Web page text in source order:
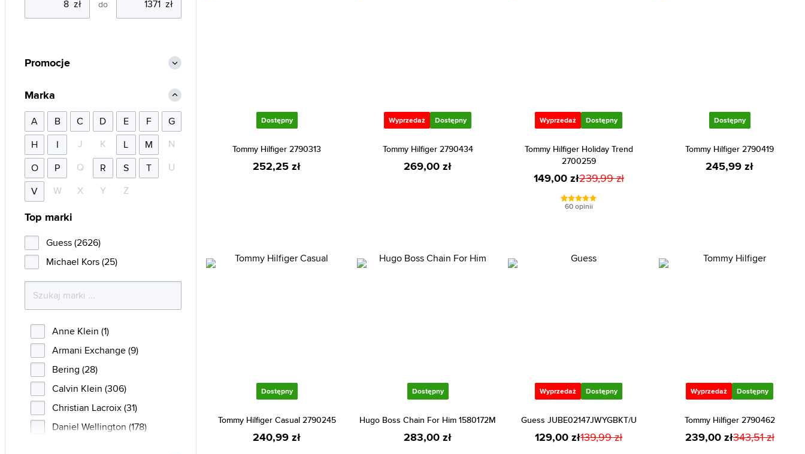
Dostępny
Tommy Hilfiger 2790313
252,25 zł
Wyprzedaż Dostępny
Tommy Hilfiger 2790434
269,00 zł
Wyprzedaż Dostępny
Tommy Hilfiger Holiday Trend
2700259
149,00 zł239,99 zł
60 opinii
Dostępny
Tommy Hilfiger 2790419
245,99 zł
Dostępny
Tommy Hilfiger Casual 2790245
240,99 zł
Dostępny
Hugo Boss Chain For Him 1580172M
283,00 zł
Wyprzedaż Dostępny
Guess JUBE02147JWYGBKT/U
129,00 zł139,99 zł
Wyprzedaż Dostępny
Tommy Hilfiger 2790462
239,00 zł343,51 zł
do
Promocje
Marka
A B C D E F
G
H
I J K L M
N
O
P Q R S T
U
V
W X Y Z
Top marki
Guess (2626)
Michael Kors (25)
Anne Klein (1)
Armani Exchange (9)
Bering (28)
Calvin Klein (306)
Christian Lacroix (31)
Daniel Wellington (178)